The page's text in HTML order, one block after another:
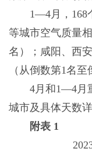
1—4月，168个
等城市空气质量
名）；咸阳、西
（从倒数第1名至
4月和1—4月重
城市及具体天数详
附表 1